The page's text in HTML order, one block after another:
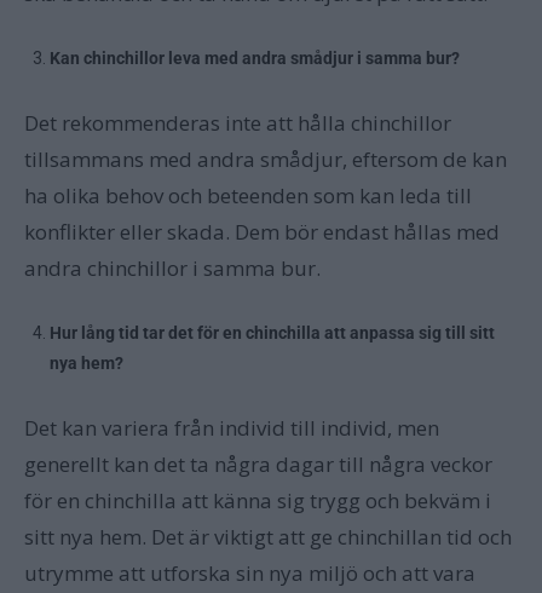
Kan chinchillor leva med andra smådjur i samma bur?
Det rekommenderas inte att hålla chinchillor
tillsammans med andra smådjur, eftersom de kan
ha olika behov och beteenden som kan leda till
konflikter eller skada. Dem bör endast hållas med
andra chinchillor i samma bur.
Hur lång tid tar det för en chinchilla att anpassa sig till sitt
nya hem?
Det kan variera från individ till individ, men
generellt kan det ta några dagar till några veckor
för en chinchilla att känna sig trygg och bekväm i
sitt nya hem. Det är viktigt att ge chinchillan tid och
utrymme att utforska sin nya miljö och att vara